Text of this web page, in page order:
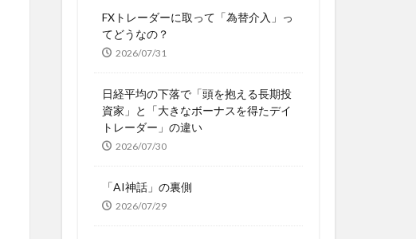
FXトレーダーに取って「為替介入」っ
てどうなの？
2026/07/31
日経平均の下落で「頭を抱える長期投
資家」と「大きなボーナスを得たデイ
トレーダー」の違い
2026/07/30
「AI神話」の裏側
2026/07/29